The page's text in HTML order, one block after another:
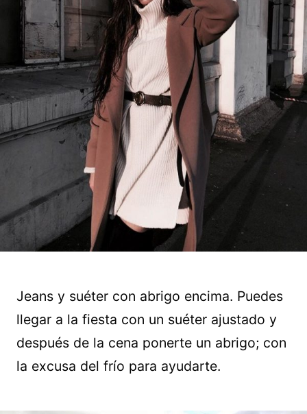
Jeans y suéter con abrigo encima. Puedes
llegar a la fiesta con un suéter ajustado y
después de la cena ponerte un abrigo; con
la excusa del frío para ayudarte.